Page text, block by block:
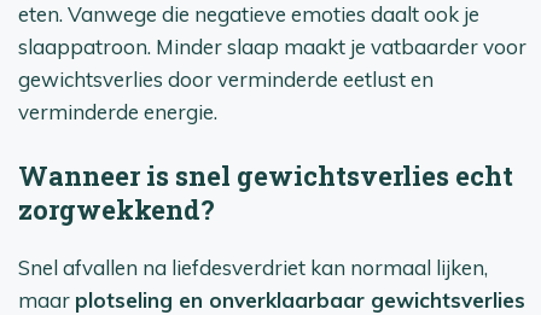
eten. Vanwege die negatieve emoties daalt ook je
slaappatroon. Minder slaap maakt je vatbaarder voor
gewichtsverlies door verminderde eetlust en
verminderde energie.
Wanneer is snel gewichtsverlies echt
zorgwekkend?
Snel afvallen na liefdesverdriet kan normaal lijken,
maar plotseling en onverklaarbaar gewichtsverlies